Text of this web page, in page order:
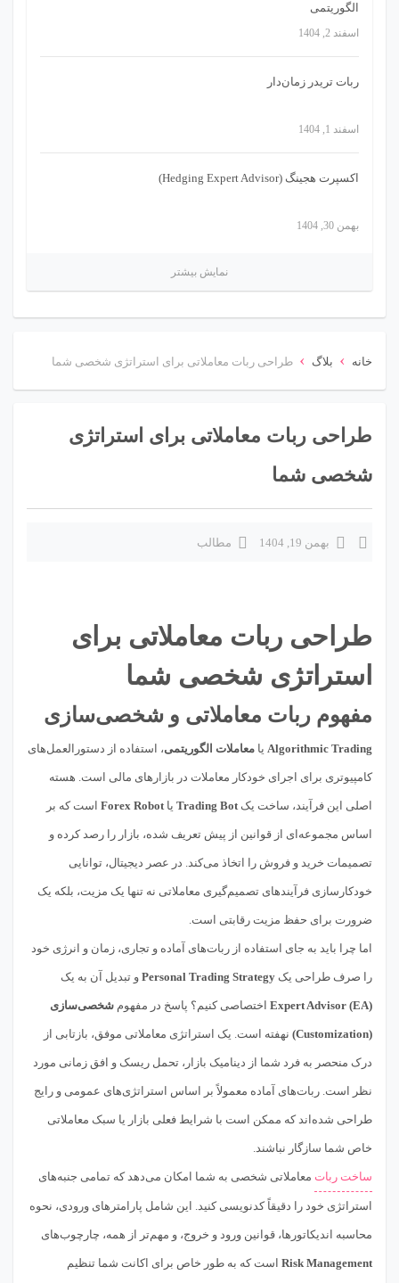
الگوریتمی
اسفند 2, 1404
ربات تریدر زمان‌دار
اسفند 1, 1404
اکسپرت هجینگ (Hedging Expert Advisor)
بهمن 30, 1404
نمایش بیشتر
خانه › بلاگ › طراحی ربات معاملاتی برای استراتژی شخصی شما
طراحی ربات معاملاتی برای استراتژی
شخصی شما
بهمن 19, 1404 مطالب
طراحی ربات معاملاتی برای
استراتژی شخصی شما
مفهوم ربات معاملاتی و شخصی‌سازی
Algorithmic Trading یا معاملات الگوریتمی، استفاده از دستورالعمل‌های
کامپیوتری برای اجرای خودکار معاملات در بازارهای مالی است. هسته
اصلی این فرآیند، ساخت یکTrading Bot یاForex Robot است که بر
اساس مجموعه‌ای از قوانین از پیش تعریف شده، بازار را رصد کرده و
تصمیمات خرید و فروش را اتخاذ می‌کند. در عصر دیجیتال، توانایی
خودکارسازی فرآیندهای تصمیم‌گیری معاملاتی نه تنها یک مزیت، بلکه یک
ضرورت برای حفظ مزیت رقابتی است.
اما چرا باید به جای استفاده از ربات‌های آماده و تجاری، زمان و انرژی خود
را صرف طراحی یک Personal Trading Strategy و تبدیل آن به یک
Expert Advisor (EA) اختصاصی کنیم؟ پاسخ در مفهوم شخصی‌سازی
(Customization) نهفته است. یک استراتژی معاملاتی موفق، بازتابی از
درک منحصر به فرد شما از دینامیک بازار، تحمل ریسک و افق زمانی مورد
نظر است. ربات‌های آماده معمولاً بر اساس استراتژی‌های عمومی و رایج
طراحی شده‌اند که ممکن است با شرایط فعلی بازار یا سبک معاملاتی
خاص شما سازگار نباشند.
ساخت ربات معاملاتی شخصی به شما امکان می‌دهد که تمامی جنبه‌های
استراتژی خود را دقیقاً کدنویسی کنید. این شامل پارامترهای ورودی، نحوه
محاسبه اندیکاتورها، قوانین ورود و خروج، و مهم‌تر از همه، چارچوب‌های
Risk Management است که به طور خاص برای اکانت شما تنظیم